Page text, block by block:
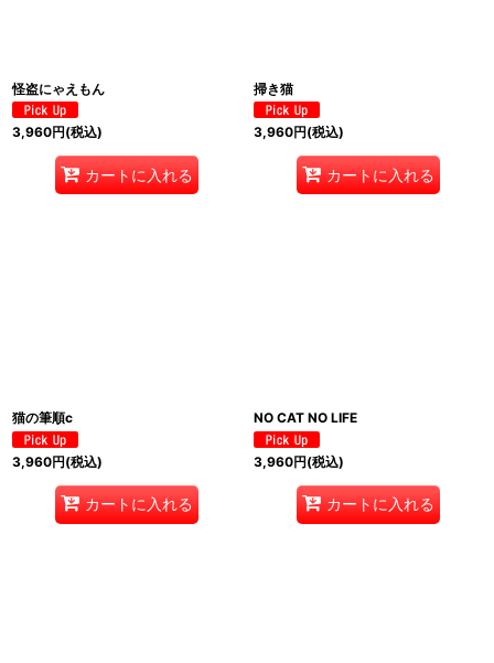
怪盗にゃえもん
3,960円(税込)
カートに入れる
掃き猫
3,960円(税込)
カートに入れる
猫の筆順c
3,960円(税込)
カートに入れる
NO CAT NO LIFE
3,960円(税込)
カートに入れる